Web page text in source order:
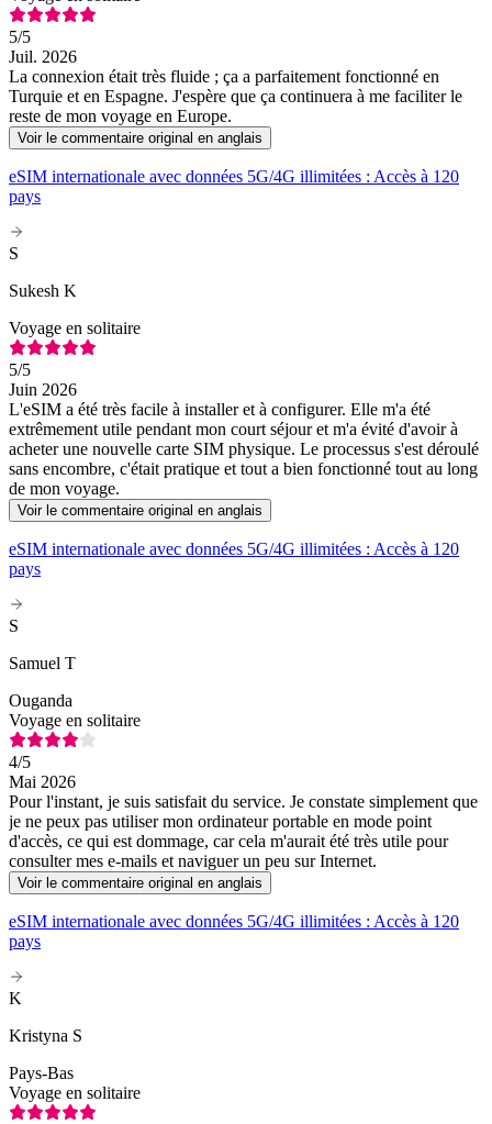
5/5
Juil. 2026
La connexion était très fluide ; ça a parfaitement fonctionné en
Turquie et en Espagne. J'espère que ça continuera à me faciliter le
reste de mon voyage en Europe.
Voir le commentaire original en anglais
eSIM internationale avec données 5G/4G illimitées : Accès à 120
pays
S
Sukesh K
Voyage en solitaire
5/5
Juin 2026
L'eSIM a été très facile à installer et à configurer. Elle m'a été
extrêmement utile pendant mon court séjour et m'a évité d'avoir à
acheter une nouvelle carte SIM physique. Le processus s'est déroulé
sans encombre, c'était pratique et tout a bien fonctionné tout au long
de mon voyage.
Voir le commentaire original en anglais
eSIM internationale avec données 5G/4G illimitées : Accès à 120
pays
S
Samuel T
Ouganda
Voyage en solitaire
4/5
Mai 2026
Pour l'instant, je suis satisfait du service. Je constate simplement que
je ne peux pas utiliser mon ordinateur portable en mode point
d'accès, ce qui est dommage, car cela m'aurait été très utile pour
consulter mes e-mails et naviguer un peu sur Internet.
Voir le commentaire original en anglais
eSIM internationale avec données 5G/4G illimitées : Accès à 120
pays
K
Kristyna S
Pays-Bas
Voyage en solitaire